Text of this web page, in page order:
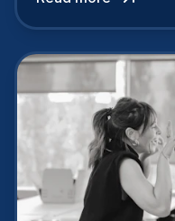
cannot simply